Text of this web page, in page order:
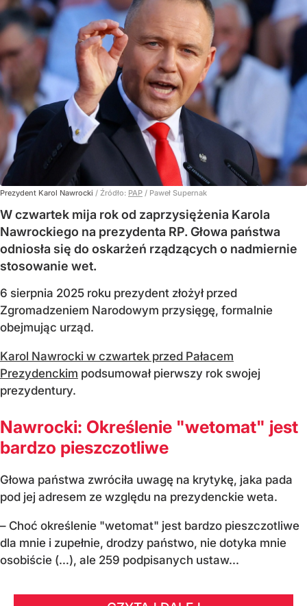
Prezydent Karol Nawrocki / Źródło: PAP / Paweł Supernak
W czwartek mija rok od zaprzysiężenia Karola
Nawrockiego na prezydenta RP. Głowa państwa
odniosła się do oskarżeń rządzących o nadmiernie
stosowanie wet.
6 sierpnia 2025 roku prezydent złożył przed
Zgromadzeniem Narodowym przysięgę, formalnie
obejmując urząd.
Karol Nawrocki w czwartek przed Pałacem
Prezydenckim podsumował pierwszy rok swojej
prezydentury.
Nawrocki: Określenie "wetomat" jest
bardzo pieszczotliwe
Głowa państwa zwróciła uwagę na krytykę, jaka pada
pod jej adresem ze względu na prezydenckie weta.
– Choć określenie "wetomat" jest bardzo pieszczotliwe
dla mnie i zupełnie, drodzy państwo, nie dotyka mnie
osobiście (…), ale 259 podpisanych ustaw...